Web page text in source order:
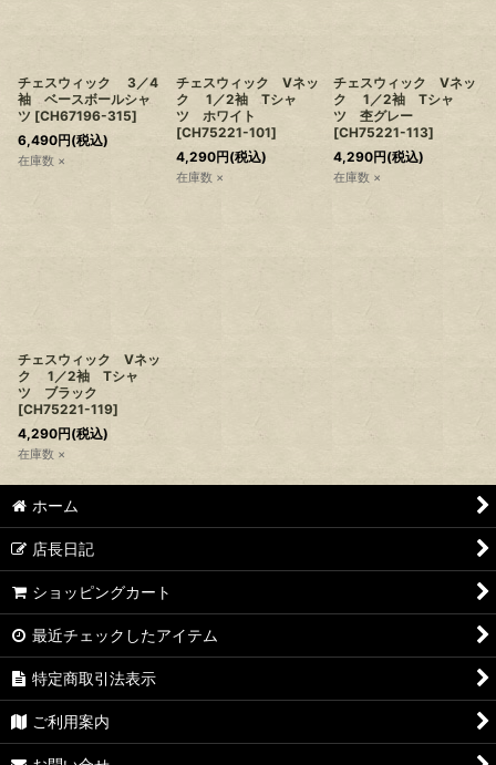
チェスウィック 3／4
袖 ベースボールシャ
ツ [CH67196-315]
6,490円(税込)
在庫数 ×
チェスウィック Vネッ
ク 1／2袖 Tシャ
ツ ホワイト
[CH75221-101]
4,290円(税込)
在庫数 ×
チェスウィック Vネッ
ク 1／2袖 Tシャ
ツ 杢グレー
[CH75221-113]
4,290円(税込)
在庫数 ×
チェスウィック Vネッ
ク 1／2袖 Tシャ
ツ ブラック
[CH75221-119]
4,290円(税込)
在庫数 ×
ホーム
店長日記
ショッピングカート
最近チェックしたアイテム
特定商取引法表示
ご利用案内